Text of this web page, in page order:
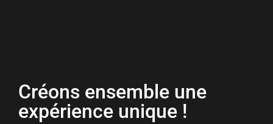
Créons ensemble une
expérience unique !